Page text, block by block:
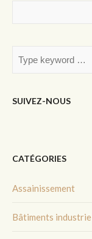
SUIVEZ-NOUS
CATÉGORIES
Assainissement
Bâtiments